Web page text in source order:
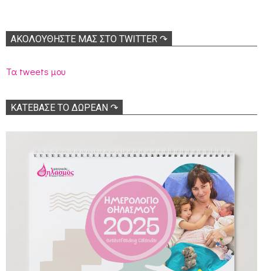
ΑΚΟΛΟΥΘΉΣΤΕ ΜΑΣ ΣΤΟ TWITTER ↷
Τα tweets μου
ΚΑΤΕΒΑΣΕ ΤΟ ΔΩΡΕΑΝ ↷